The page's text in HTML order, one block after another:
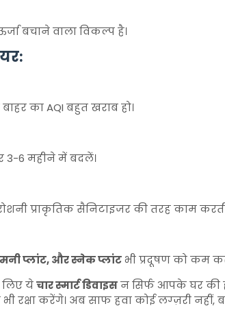
बचाने वाला विकल्प है।
का AQI बहुत खराब हो।
3-6 महीने में बदलें।
प्राकृतिक सैनिटाइजर की तरह काम
मनी प्लांट, और स्नेक प्लांट भी प्रदूषण को कम
लिए येचार स्मार्ट डिवाइसन सिर्फ आपके घर की
करेंगे। अब साफ हवा कोई लग्ज़री नहीं,